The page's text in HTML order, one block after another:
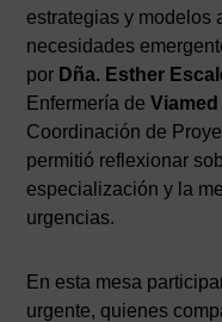
estrategias y modelos
necesidades
por Dña. Esther
Enfermería de
Coordinación de
permitió reflexionar
especialización y la
urgencias.
En esta mesa
urgente, quienes